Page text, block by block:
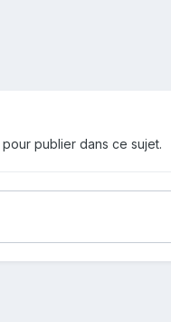
pour publier dans ce sujet.